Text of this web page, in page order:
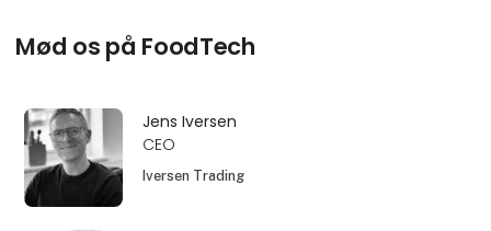
Mød os på FoodTech
Jens Iversen
CEO
Iversen Trading